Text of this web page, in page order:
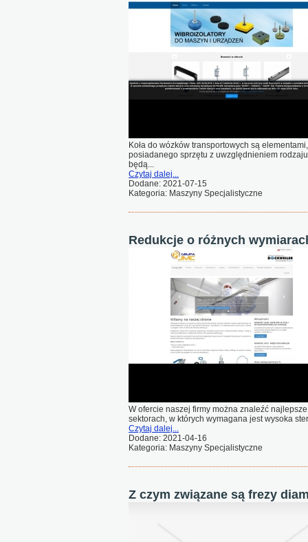
Koła do wózków transportowych są
posiadanego sprzętu z uwzględnieniem
będą...
Czytaj dalej...
Dodane: 2021-07-15
Kategoria: Maszyny Specjalistyczne
Redukcje o różnych
W ofercie naszej firmy można znaleźć
sektorach, w których wymagana jest wysoka
Czytaj dalej...
Dodane: 2021-04-16
Kategoria: Maszyny Specjalistyczne
Z czym związane są frezy